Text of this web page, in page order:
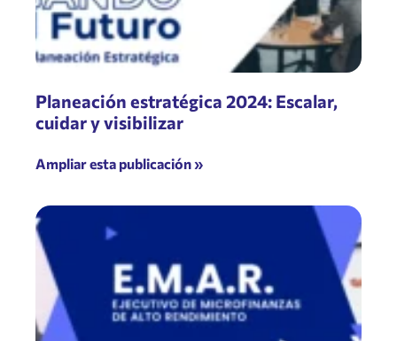
Planeación estratégica 2024: Escalar,
cuidar y visibilizar
Ampliar esta publicación »